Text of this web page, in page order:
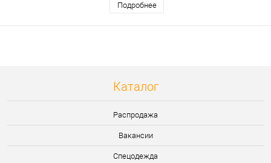
Подробнее
Каталог
Распродажа
Вакансии
Спецодежда